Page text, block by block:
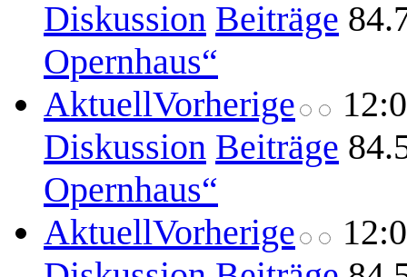
Diskussion Beiträge
Opernhaus“
AktuellVorherige
Diskussion Beiträge
Opernhaus“
AktuellVorherige